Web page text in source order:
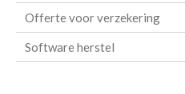
Offerte voor verzekering
Software herstel